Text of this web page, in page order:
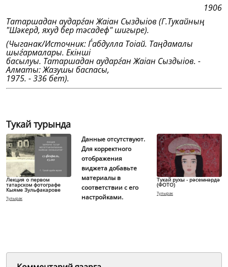
1906
Татаршадан аударѓан Жаіан Сыздыіов (Г.Тукайның
"Шәкерд, яхуд бер тәсадеф" шигыре).
(Чыганак/Источник: Ѓабдулла Тоіай. Таңдамалы
шыѓармалары. Екiншi
басылуы. Татаршадан аударѓан Жаіан Сыздыіов. -
Алматы: Жазушы баспасы,
1975. - 336 бет).
Тукай турында
Лекция о первом
татарском фотографе
Кыяме Зульфакарове
Тулырак
Данные отсутствуют.
Для корректного
отображения
виджета добавьте
материалы в
соответствии с его
настройками.
Тукай рухы - рәсемнәрдә
(ФОТО)
Тулырак